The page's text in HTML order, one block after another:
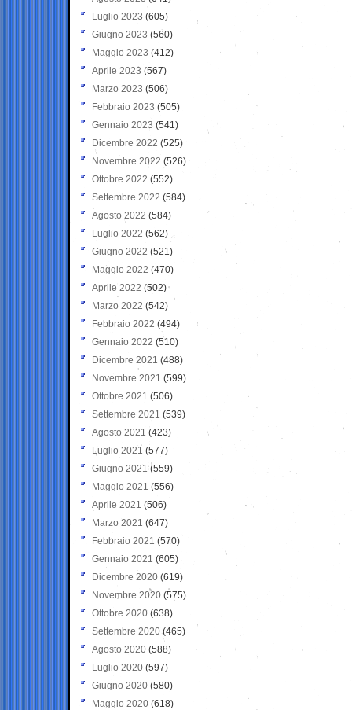
Luglio 2023 (605)
Giugno 2023 (560)
Maggio 2023 (412)
Aprile 2023 (567)
Marzo 2023 (506)
Febbraio 2023 (505)
Gennaio 2023 (541)
Dicembre 2022 (525)
Novembre 2022 (526)
Ottobre 2022 (552)
Settembre 2022 (584)
Agosto 2022 (584)
Luglio 2022 (562)
Giugno 2022 (521)
Maggio 2022 (470)
Aprile 2022 (502)
Marzo 2022 (542)
Febbraio 2022 (494)
Gennaio 2022 (510)
Dicembre 2021 (488)
Novembre 2021 (599)
Ottobre 2021 (506)
Settembre 2021 (539)
Agosto 2021 (423)
Luglio 2021 (577)
Giugno 2021(559)
Maggio 2021 (556)
Aprile 2021 (506)
Marzo 2021 (647)
Febbraio 2021 (570)
Gennaio 2021 (605)
Dicembre 2020 (619)
Novembre 2020 (575)
Ottobre 2020 (638)
Settembre 2020(465)
Agosto 2020 (588)
Luglio 2020 (597)
Giugno 2020 (580)
Maggio 2020 (618)